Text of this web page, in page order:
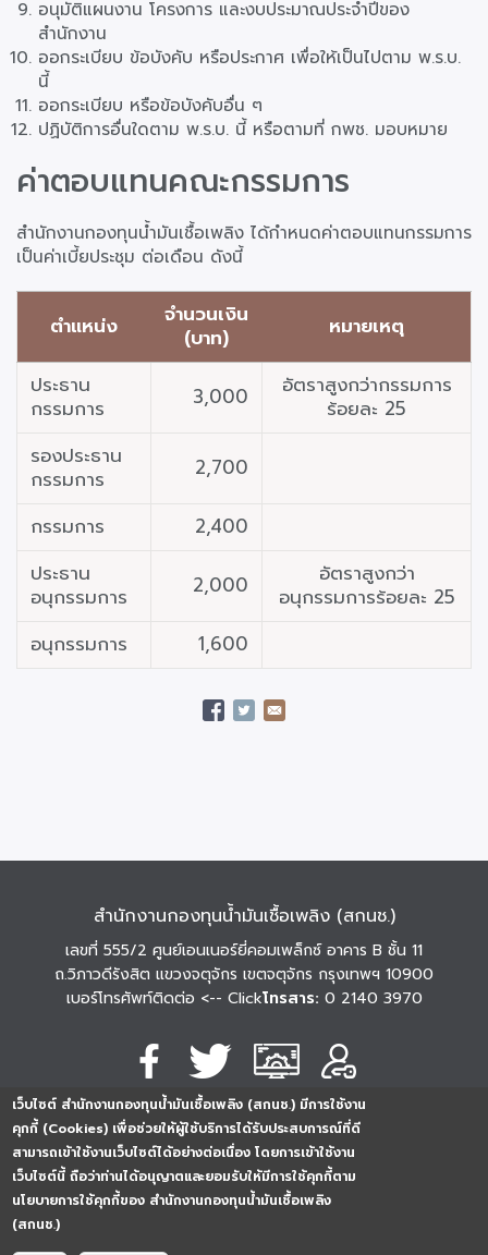
เว็บไซต์ สำนักงานกองทุนน้ำมันเชื้อเพลิง (สกนช.) มีการใช้งาน
คุกกี้ (Cookies) เพื่อช่วยให้ผู้ใช้บริการได้รับประสบการณ์ที่ดี
สามารถเข้าใช้งานเว็บไซต์ได้อย่างต่อเนื่อง โดยการเข้าใช้งาน
เว็บไซต์นี้ ถือว่าท่านได้อนุญาตและยอมรับให้มีการใช้คุกกี้ตาม
นโยบายการใช้คุกกี้ของ สำนักงานกองทุนน้ำมันเชื้อเพลิง
(สกนช.)
อนุมัติแผนงาน โครงการ และงบประมาณประจำปีของ
สำนักงาน
ออกระเบียบ ข้อบังคับ หรือประกาศ เพื่อให้เป็นไปตาม พ.ร.บ.
นี้
ออกระเบียบ หรือข้อบังคับอื่น ๆ
ปฏิบัติการอื่นใดตาม พ.ร.บ. นี้ หรือตามที่ กพช. มอบหมาย
ค่าตอบแทนคณะกรรมการ
สำนักงานกองทุนน้ำมันเชื้อเพลิง ได้กำหนดค่าตอบแทนกรรมการ
เป็นค่าเบี้ยประชุม ต่อเดือน ดังนี้
ตำแหน่ง
จำนวนเงิน
(บาท)
หมายเหตุ
ประธาน
กรรมการ
3,000
อัตราสูงกว่ากรรมการ
ร้อยละ 25
รองประธาน
กรรมการ
2,700
กรรมการ
2,400
ประธาน
อนุกรรมการ
2,000
อัตราสูงกว่า
อนุกรรมการร้อยละ 25
อนุกรรมการ
1,600
สำนักงานกองทุนน้ำมันเชื้อเพลิง (สกนช.)
เลขที่ 555/2 ศูนย์เอนเนอร์ยี่คอมเพล็กซ์ อาคาร B ชั้น 11
ถ.วิภาวดีรังสิต แขวงจตุจักร เขตจตุจักร กรุงเทพฯ 10900
เบอร์โทรศัพท์ติดต่อ <-- Clickโทรสาร: 0 2140 3970
นโยบายการคุ้มครอง
ข้อมูลส่วนบุคคล
นโยบายการรักษาความ
มั่นคงปลอดภัย
Analytics
254296
ครั้ง
0 2 5 4 2 9 6